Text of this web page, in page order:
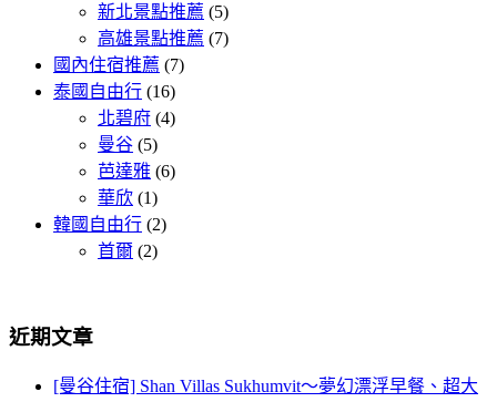
新北景點推薦 (5)
高雄景點推薦 (7)
國內住宿推薦 (7)
泰國自由行 (16)
北碧府 (4)
曼谷 (5)
芭達雅 (6)
華欣 (1)
韓國自由行 (2)
首爾 (2)
近期文章
[曼谷住宿] Shan Villas Sukhumvit～夢幻漂浮早餐、超大